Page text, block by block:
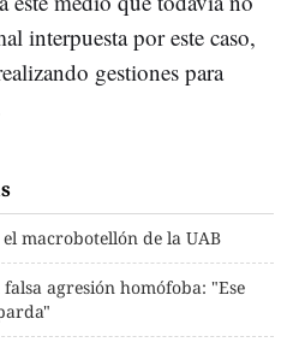
interpuesta por este caso,
gestiones para
macrobotellón de la UAB
agresión homófoba: "Ese